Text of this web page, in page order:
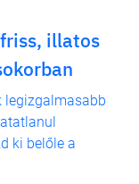
illatos
legizgalmasabb
ki belőle a